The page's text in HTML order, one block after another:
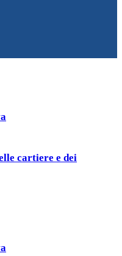
cartiere e dei